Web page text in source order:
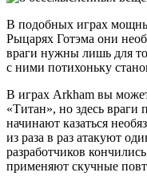
В подобных играх
Рыцарях Готэма они
враги нужны лишь для
с ними потихоньку
В играх Arkham вы
«Титан», но здесь враги
начинают казаться
из раза в раз атакуют
разработчиков
применяют скучные